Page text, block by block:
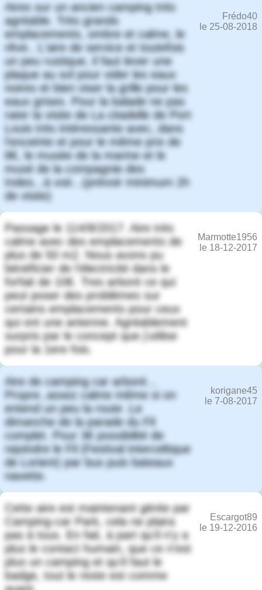
Aires sur un ancien camping très
agréable. Très grands
emplacements, ombre et calme, le
rêve.. L'aire de service et toutefois
un peu rustique, il faut lever une
plaque au sol pour vider les eaux
noires et bien viser la grille pour les
eaux grises. Pour la balade ne pas
rater la visite de La citadelle de Port
Louis très intéressante avec, dans
l'enceinte et pour le même prix de
8€, le musée de la marine et le
musé de la compagnie des
Indes...à voir...(prévoir minimum 2h
de visite)
Frédo40
le 25-08-2018
Passage le 114/8/2017. Aire très
calme avec des emplacements de
plus de 50 m2. Nous avons pu
bénéficier de l'électricité dans le
forfait de 10€. Tres arboré ce qui
peut poser des problèmes sur
certains emplacements pour ceux
qui ont une antenne. Agréablement
surpris par le concept que j'utilise
pour la 1ere fois.
Marmotte1956
le 18-12-2017
Aire de camping car arboré...
Propre..assez calme même si on
entend un peu la route .Le
dimanche de la parade du Fil
complet. Pour 3€ possibilité de
rejoindre le Fil (Festival interceltique
de Lorient) par bus puis bateaux
navette.
korigane45
le 7-08-2017
Cette aire est maintenant gérée par
Camping-car Park, cela ne plaira
pas à tous. En fait, à part qu'il n'y a
plus le contact humain, que ce n'est
plus un camping et qu'il faut le
badge, tout le reste est comme
Escargot89
le 19-12-2016